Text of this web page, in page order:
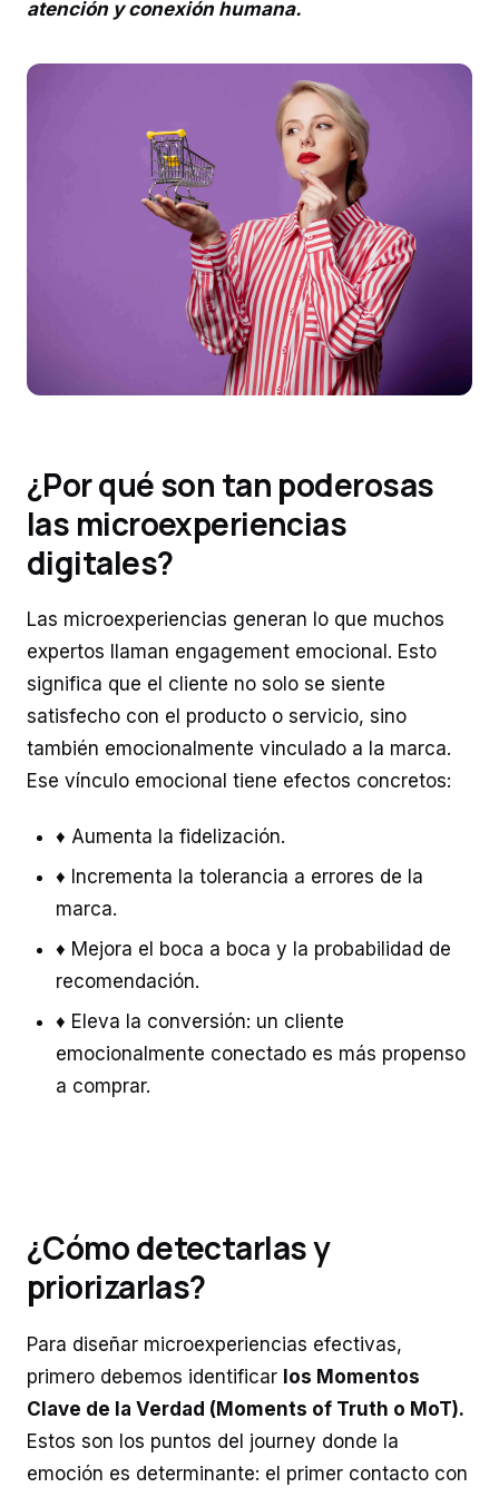
atención y conexión humana.
¿Por qué son tan poderosas
las microexperiencias
digitales?
Las microexperiencias generan lo que muchos
expertos llaman engagement emocional. Esto
significa que el cliente no solo se siente
satisfecho con el producto o servicio, sino
también emocionalmente vinculado a la marca.
Ese vínculo emocional tiene efectos concretos:
♦ Aumenta la fidelización.
♦ Incrementa la tolerancia a errores de la
marca.
♦ Mejora el boca a boca y la probabilidad de
recomendación.
♦ Eleva la conversión: un cliente
emocionalmente conectado es más propenso
a comprar.
¿Cómo detectarlas y
priorizarlas?
Para diseñar microexperiencias efectivas,
primero debemos identificar los Momentos
Clave de la Verdad (Moments of Truth o MoT).
Estos son los puntos del journey donde la
emoción es determinante: el primer contacto con